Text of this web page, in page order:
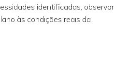
identificadas, observar
às condições reais da